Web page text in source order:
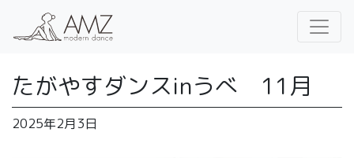
たがやすダンスinうべ 11月
2025年2月3日